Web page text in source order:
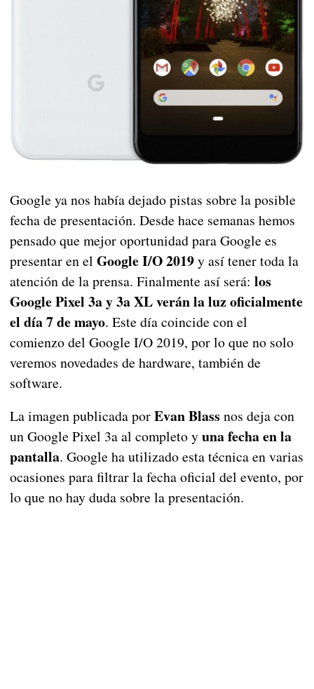
Google ya nos había dejado pistas sobre la posible
fecha de presentación. Desde hace semanas hemos
pensado que mejor oportunidad para Google es
presentar en el Google I/O 2019y así tener toda la
atención de la prensa. Finalmente así será: los
Google Pixel 3a y 3a XL verán la luz oficialmente
el día 7 de mayo. Este día coincide con el
comienzo del Google I/O 2019, por lo que no solo
veremos novedades de hardware, también de
software.
La imagen publicada porEvan Blass nos deja con
un Google Pixel 3a al completo yuna fecha en la
pantalla. Google ha utilizado esta técnica en varias
ocasiones para filtrar la fecha oficial del evento, por
lo que no hay duda sobre la presentación.